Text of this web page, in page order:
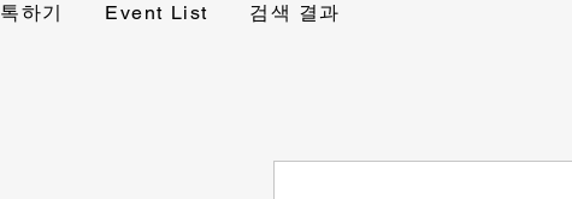
하기 Event List 검색 결과